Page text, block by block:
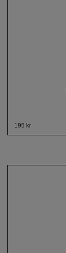
195 kr